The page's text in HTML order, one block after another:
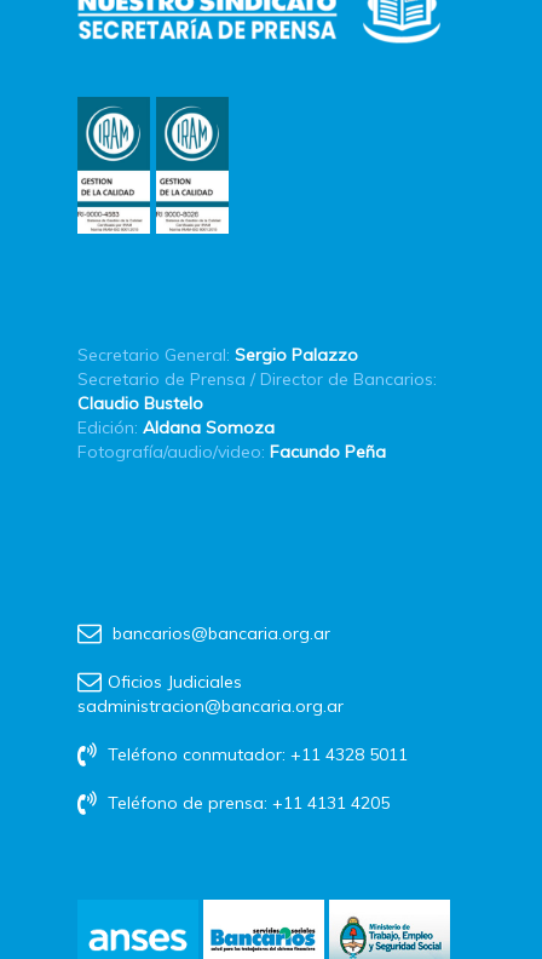
Secretario General: Sergio Palazzo
Secretario de Prensa / Director de Bancarios:
Claudio Bustelo
Edición: Aldana Somoza
Fotografía/audio/video: Facundo Peña
bancarios@bancaria.org.ar
Oficios Judiciales
sadministracion@bancaria.org.ar
Teléfono conmutador: +11 4328 5011
Teléfono de prensa: +11 4131 4205